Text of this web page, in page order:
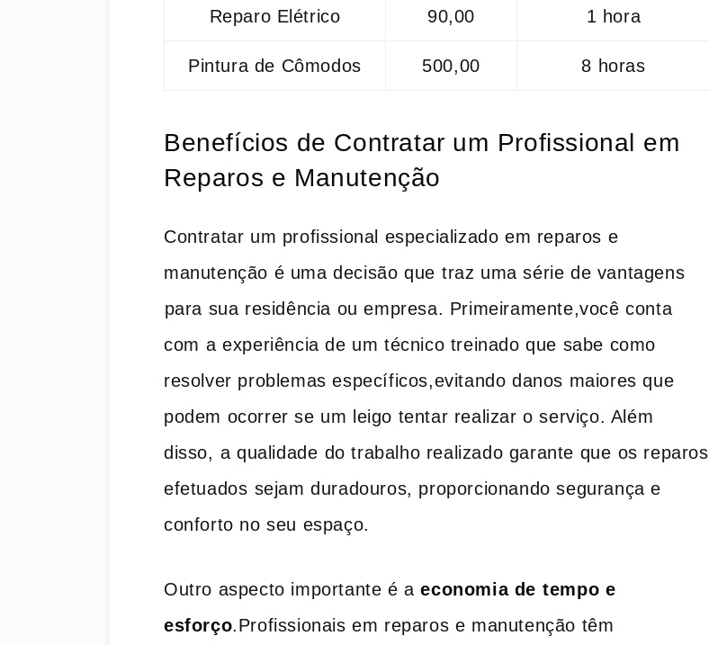
Reparo Elétrico 90,00 1 hora
Pintura de Cômodos 500,00 8 horas
Benefícios de Contratar um⁢ Profissional⁤ em
Reparos e Manutenção
Contratar um profissional‌ especializado em reparos e⁢
manutenção é uma decisão que ⁢traz uma série de vantagens
⁢para sua residência ou empresa. Primeiramente,você conta
com ⁢a experiência de um técnico treinado que sabe como
‍resolver problemas específicos,evitando danos maiores‍ que
‍podem ​ocorrer se um leigo tentar realizar o serviço. Além
disso, ⁢a qualidade⁤ do trabalho realizado ​garante que⁢ os ‌reparos
efetuados ⁢sejam duradouros, proporcionando segurança e
conforto no seu espaço.
Outro aspecto importante é aeconomia de ⁢tempo e
esforço.Profissionais em reparos e manutenção têm‍